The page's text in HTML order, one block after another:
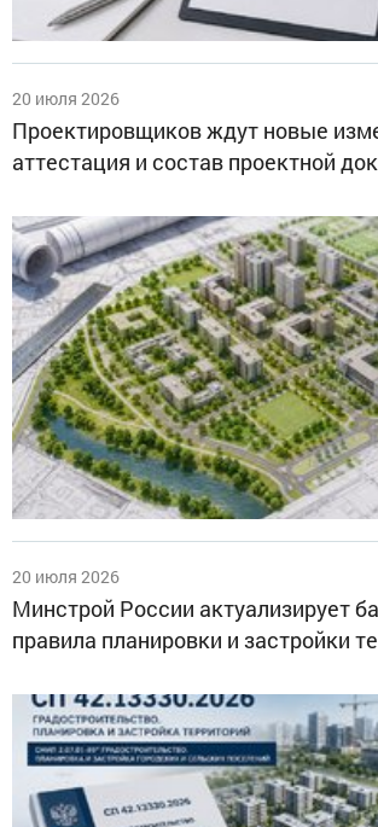
20 июля 2026
Проектировщиков ждут новые
аттестация и состав проектной
20 июля 2026
Минстрой России актуализирует
правила планировки и застройки